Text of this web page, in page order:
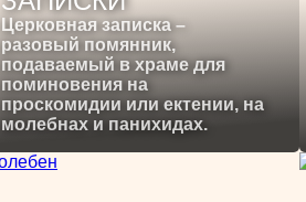
Церковная записка –
разовый помянник,
подаваемый в храме для
поминовения на
проскомидии или ектении, на
молебнах и панихидах.